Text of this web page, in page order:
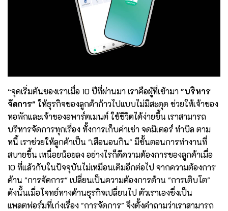
“จุดเริ่มต้นของเราเมื่อ 10 ปีที่ผ่านมา เราคือผู้ที่เข้ามา"บริหาร
จัดการ" ให้ธุรกิจของลูกค้าก้าวไปแบบไม่มีสะดุด ช่วยให้เจ้าของ
หอพักและเจ้าของอพาร์ตเมนต์ ใช้ชีวิตได้ง่ายขึ้น เราสามารถ
บริหารจัดการทุกเรื่อง ทั้งการเก็บค่าเช่า จดมิเตอร์ ทำบิล ตาม
หนี้ เราช่วยให้ลูกค้าเป็น "เสือนอนกิน" มีขั้นตอนการทำงานที่
สบายขึ้น เหนื่อยน้อยลง อย่างไรก็ดีความต้องการของลูกค้าเมื่อ
10 ที่แล้วกับในปัจจุบันไม่เหมือนเดิมอีกต่อไป จากความต้องการ
ด้าน "การจัดการ" เปลี่ยนเป็นความต้องการด้าน "การเติบโต"
ดังนั้นเมื่อโจทย์ทางด้านธุรกิจเปลี่ยนไป ตัวเราเองซึ่งเป็น
แพลตฟอร์มที่เก่งเรื่อง "การจัดการ" จึงตั้งคำถามว่าเราสามารถ